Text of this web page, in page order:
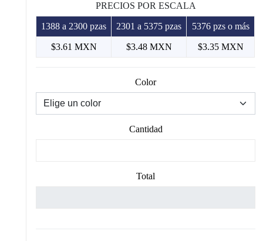
PRECIOS POR ESCALA
1388 a 2300 pzas 2301 a 5375 pzas 5376 pzs o más
$3.61 MXN $3.48 MXN $3.35 MXN
Color
Cantidad
Total